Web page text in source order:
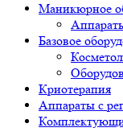
Маникюрное
Базовое
Криотерапия
Аппараты c